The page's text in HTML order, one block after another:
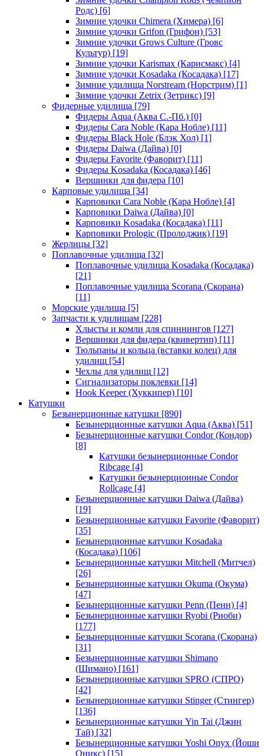
Родс) [6]
Зимние удочки Chimera (Химера) [6]
Зимние удочки Grifon (Грифон) [53]
Зимние удочки Grows Culture (Гровс
Культур) [19]
Зимние удочки Karismax (Карисмакс) [4]
Зимние удочки Kosadaka (Косадака) [17]
Зимние удилища Norstream (Норстрим) [1]
Зимние удочки Zetrix (Зетрикс) [9]
Фидерные удилища [79]
Фидеры Aqua (Аква С.-Пб.) [0]
Фидеры Cara Noble (Кара Нобле) [11]
Фидеры Black Hole (Блэк Хол) [1]
Фидеры Daiwa (Дайва) [0]
Фидеры Favorite (Фаворит) [11]
Фидеры Kosadaka (Косадака) [46]
Вершинки для фидера [10]
Карповые удилища [34]
Карповики Cara Noble (Кара Нобле) [4]
Карповики Daiwa (Дайва) [0]
Карповики Kosadaka (Косадака) [11]
Карповики Prologic (Пролоджик) [19]
Жерлицы [32]
Поплавочные удилища [32]
Поплавочные удилища Kosadaka (Косадака)
[21]
Поплавочные удилища Scorana (Скорана)
[11]
Морские удилища [5]
Запчасти к удилищам [228]
Хлысты и комли для спиннингов [127]
Вершинки для фидера (квивертип) [11]
Тюльпаны и кольца (вставки колец) для
удилищ [54]
Чехлы для удилищ [12]
Сигнализаторы поклевки [14]
Hook Keeper (Хуккипер) [10]
Катушки
Безынерционные катушки [890]
Безынерционные катушки Aqua (Аква) [51]
Безынерционные катушки Condor (Кондор)
[8]
Катушки безынерционные Condor
Ribcage [4]
Катушки безынерционные Condor
Rollcage [4]
Безынерционные катушки Daiwa (Дайва)
[19]
Безынерционные катушки Favorite (Фаворит)
[35]
Безынерционные катушки Kosadaka
(Косадака) [106]
Безынерционные катушки Mitchell (Митчел)
[26]
Безынерционные катушки Okuma (Окума)
[47]
Безынерционные катушки Penn (Пенн) [4]
Безынерционные катушки Ryobi (Риоби)
[177]
Безынерционные катушки Scorana (Скорана)
[31]
Безынерционные катушки Shimano
(Шимано) [161]
Безынерционные катушки SPRO (СПРО)
[42]
Безынерционные катушки Stinger (Стингер)
[136]
Безынерционные катушки Yin Tai (Джин
Тай) [32]
Безынерционные катушки Yoshi Onyx (Йоши
Оникс) [15]